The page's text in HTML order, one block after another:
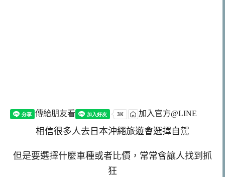
傳給朋友看 加入官方@LINE
相信很多人去日本沖繩旅遊會選擇自駕
但是要選擇什麼車種或者比價，常常會讓人找到抓
狂